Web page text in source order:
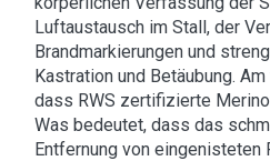
Luftaustausch im Stall, der
Brandmarkierungen und
Kastration und Betäubung.
dass RWS zertifizierte
Was bedeutet, dass das
Entfernung von eingenisteten